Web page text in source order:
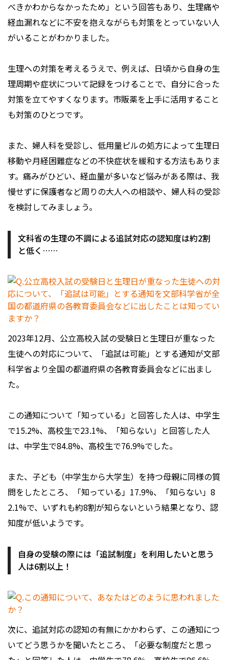
べきかわからなかったため」という回答もあり、生理痛や
経血漏れなどに不安を抱えながらも対策をとっていない人
がいることがわかりました。
生理への対策を考えるうえで、例えば、日頃から自身の生
理周期や症状について記録をつけることで、自分に合った
対策を立てやすくなります。市販薬を上手に活用すること
も対策のひとつです。
また、婦人科を受診し、低用量ピルの処方によって生理日
移動や月経困難症などの不快症状を緩和する方法もありま
す。痛みがひどい、経血量が多いなど悩みがある際は、我
慢せずに保護者など周りの大人への相談や、婦人科の受診
を検討してみましょう。
文科省の生理の不調による追試対応の認知度は約2割
と低く……
2023年12月、公立高校入試の受験日と生理日が重なった
生徒への対応について、「追試は可能」とする通知が文部
科学省より全国の都道府県の各教育委員会などに出まし
た。
この通知について「知っている」と回答した人は、中学生
で15.2%、高校生で23.1%、「知らない」と回答した人
は、中学生で84.8%、高校生で76.9%でした。
また、子ども（中学生から大学生）を持つ母親に同様の質
問をしたところ、「知っている」17.9%、「知らない」8
2.1%で、いずれも約8割が知らないという結果となり、認
知度が低いようです。
自身の受験の際には「追試制度」を利用したいと思う
人は6割以上！
次に、追試対応の認知の有無にかかわらず、この通知につ
いてどう思うかを聞いたところ、「必要な制度だと思っ